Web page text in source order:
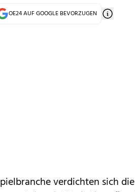
OE24 AUF GOOGLE BEVORZUGEN
verdichten sich